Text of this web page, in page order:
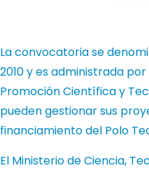
La convocatoria se
2010 y es administrada
Promoción Científica y
pueden gestionar sus
financiamiento del Polo
El Ministerio de Ciencia,